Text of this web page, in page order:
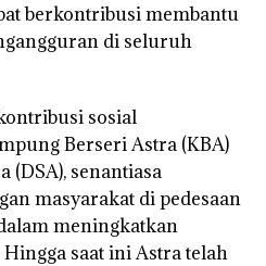
berkontribusi membantu
di seluruh
sosial
Berseri Astra (KBA)
(DSA), senantiasa
masyarakat di pedesaan
meningkatkan
saat ini Astra telah